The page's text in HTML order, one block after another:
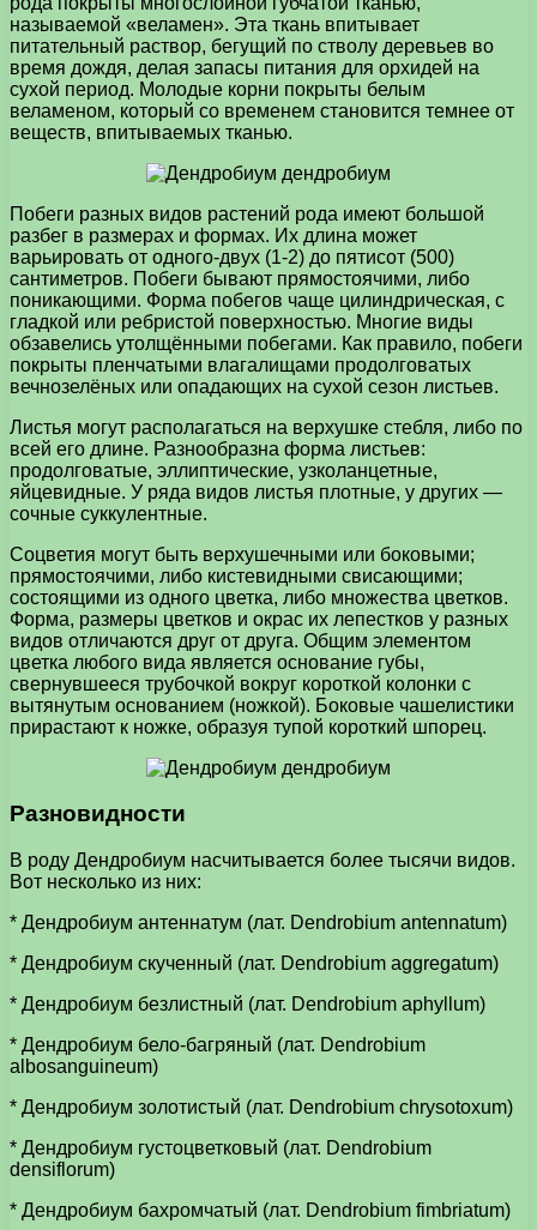
называемой «веламен». Эта ткань впитывает
питательный раствор, бегущий по стволу деревьев во
время дождя, делая запасы питания для орхидей на
сухой период. Молодые корни покрыты белым
веламеном, который со временем становится темнее от
веществ, впитываемых тканью.
Побеги разных видов растений рода имеют большой
разбег в размерах и формах. Их длина может
варьировать от одного-двух (1-2) до пятисот (500)
сантиметров. Побеги бывают прямостоячими, либо
поникающими. Форма побегов чаще цилиндрическая, с
гладкой или ребристой поверхностью. Многие виды
обзавелись утолщёнными побегами. Как правило, побеги
покрыты пленчатыми влагалищами продолговатых
вечнозелёных или опадающих на сухой сезон листьев.
Листья могут располагаться на верхушке стебля, либо по
всей его длине. Разнообразна форма листьев:
продолговатые, эллиптические, узколанцетные,
яйцевидные. У ряда видов листья плотные, у других —
сочные суккулентные.
Соцветия могут быть верхушечными или боковыми;
прямостоячими, либо кистевидными свисающими;
состоящими из одного цветка, либо множества цветков.
Форма, размеры цветков и окрас их лепестков у разных
видов отличаются друг от друга. Общим элементом
цветка любого вида является основание губы,
свернувшееся трубочкой вокруг короткой колонки с
вытянутым основанием (ножкой). Боковые чашелистики
прирастают к ножке, образуя тупой короткий шпорец.
Разновидности
В роду Дендробиум насчитывается более тысячи видов.
Вот несколько из них:
* Дендробиум антеннатум (лат. Dendrobium antennatum)
* Дендробиум скученный (лат. Dendrobium aggregatum)
* Дендробиум безлистный (лат. Dendrobium aphyllum)
* Дендробиум бело-багряный (лат. Dendrobium
albosanguineum)
* Дендробиум золотистый (лат. Dendrobium chrysotoxum)
* Дендробиум густоцветковый (лат. Dendrobium
densiflorum)
* Дендробиум бахромчатый (лат. Dendrobium fimbriatum)